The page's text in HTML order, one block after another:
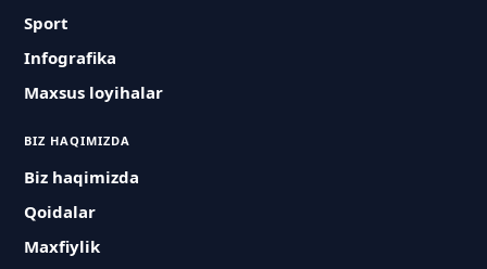
Sport
Infografika
Maxsus loyihalar
BIZ HAQIMIZDA
Biz haqimizda
Qoidalar
Maxfiylik